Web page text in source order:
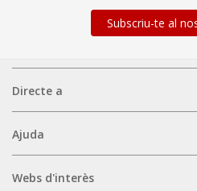
Subscriu-te al
Directe
a
Directe a
Ajuda
(mobile)
Ajuda
Webs
Webs d'interès